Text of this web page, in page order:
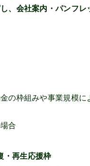
、会社案内・パンフ
の枠組みや事業規模
合
・再生応援枠